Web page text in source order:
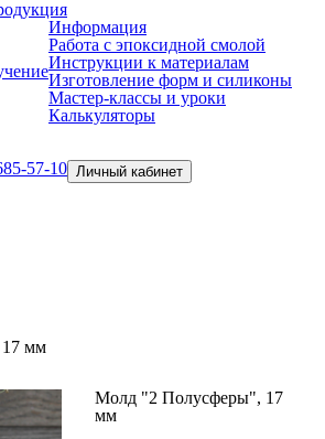
Информация
Работа с эпоксидной смолой
Инструкции к материалам
Изготовление форм и силиконы
Мастер-классы и уроки
Калькуляторы
57-10 Личный кабинет
мм
Молд "2 Полусферы", 17
мм